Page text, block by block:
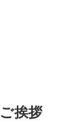
挨拶